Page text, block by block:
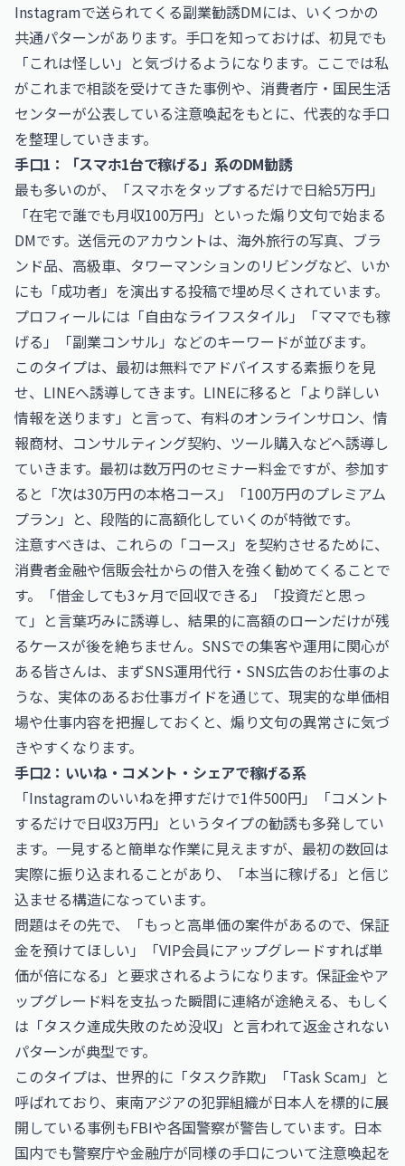
Instagramで送られてくる副業勧誘DMには、いくつかの
共通パターンがあります。手口を知っておけば、初見でも
「これは怪しい」と気づけるようになります。ここでは私
がこれまで相談を受けてきた事例や、消費者庁・国民生活
センターが公表している注意喚起をもとに、代表的な手口
を整理していきます。
手口1：「スマホ1台で稼げる」系のDM勧誘
最も多いのが、「スマホをタップするだけで日給5万円」
「在宅で誰でも月収100万円」といった煽り文句で始まる
DMです。送信元のアカウントは、海外旅行の写真、ブラ
ンド品、高級車、タワーマンションのリビングなど、いか
にも「成功者」を演出する投稿で埋め尽くされています。
プロフィールには「自由なライフスタイル」「ママでも稼
げる」「副業コンサル」などのキーワードが並びます。
このタイプは、最初は無料でアドバイスする素振りを見
せ、LINEへ誘導してきます。LINEに移ると「より詳しい
情報を送ります」と言って、有料のオンラインサロン、情
報商材、コンサルティング契約、ツール購入などへ誘導し
ていきます。最初は数万円のセミナー料金ですが、参加す
ると「次は30万円の本格コース」「100万円のプレミアム
プラン」と、段階的に高額化していくのが特徴です。
注意すべきは、これらの「コース」を契約させるために、
消費者金融や信販会社からの借入を強く勧めてくることで
す。「借金しても3ヶ月で回収できる」「投資だと思っ
て」と言葉巧みに誘導し、結果的に高額のローンだけが残
るケースが後を絶ちません。SNSでの集客や運用に関心が
ある皆さんは、まずSNS運用代行・SNS広告のお仕事のよ
うな、実体のあるお仕事ガイドを通じて、現実的な単価相
場や仕事内容を把握しておくと、煽り文句の異常さに気づ
きやすくなります。
手口2：いいね・コメント・シェアで稼げる系
「Instagramのいいねを押すだけで1件500円」「コメント
するだけで日収3万円」というタイプの勧誘も多発してい
ます。一見すると簡単な作業に見えますが、最初の数回は
実際に振り込まれることがあり、「本当に稼げる」と信じ
込ませる構造になっています。
問題はその先で、「もっと高単価の案件があるので、保証
金を預けてほしい」「VIP会員にアップグレードすれば単
価が倍になる」と要求されるようになります。保証金やア
ップグレード料を支払った瞬間に連絡が途絶える、もしく
は「タスク達成失敗のため没収」と言われて返金されない
パターンが典型です。
このタイプは、世界的に「タスク詐欺」「Task Scam」と
呼ばれており、東南アジアの犯罪組織が日本人を標的に展
開している事例もFBIや各国警察が警告しています。日本
国内でも警察庁や金融庁が同様の手口について注意喚起を